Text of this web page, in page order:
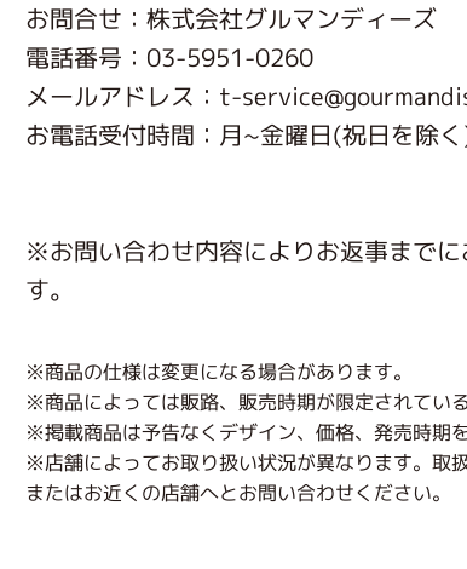
お問合せ：株式会社グルマンディーズ
電話番号：03-5951-0260
メールアドレス：t-
お電話受付時間：月~金曜日(祝日を除
※お問い合わせ内容によりお返事まで
す。
※商品の仕様は変更になる場合があります。
※商品によっては販路、販売時期が限定されてい
※掲載商品は予告なくデザイン、価格、発売時期
※店舗によってお取り扱い状況が異なります。取
またはお近くの店舗へとお問い合わせください。
くまのがっこう 家庭科部